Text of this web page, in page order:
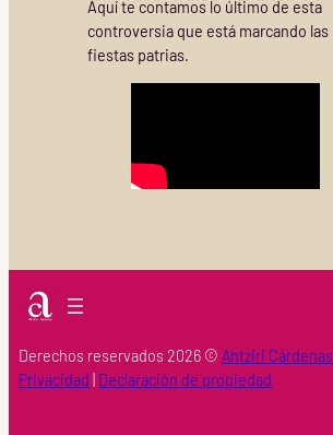
Aquí te contamos lo último de esta
controversia que está marcando las
fiestas patrias.
Derechos reservados 2026 © Ahtziri Cárdenas
Privacidad Declaración de propiedad